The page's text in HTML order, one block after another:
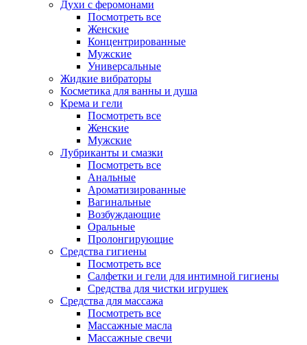
Духи с феромонами
Посмотреть все
Женские
Концентрированные
Мужские
Универсальные
Жидкие вибраторы
Косметика для ванны и душа
Крема и гели
Посмотреть все
Женские
Мужские
Лубриканты и смазки
Посмотреть все
Анальные
Ароматизированные
Вагинальные
Возбуждающие
Оральные
Пролонгирующие
Средства гигиены
Посмотреть все
Салфетки и гели для интимной гигиены
Средства для чистки игрушек
Средства для массажа
Посмотреть все
Массажные масла
Массажные свечи